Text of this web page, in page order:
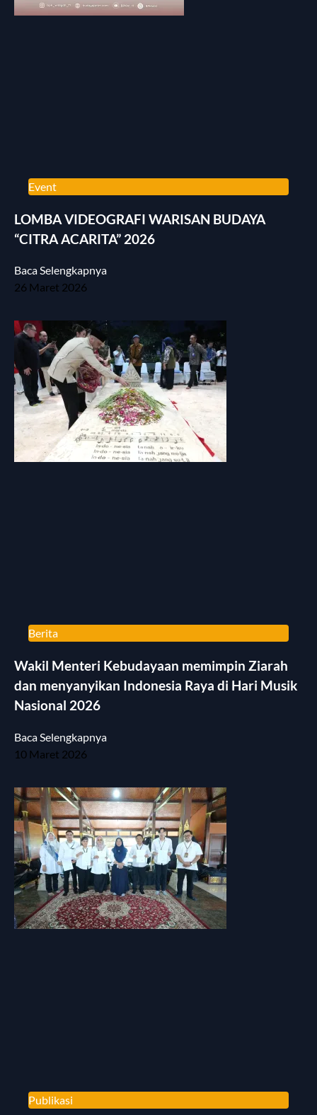
Event
LOMBA VIDEOGRAFI WARISAN BUDAYA
“CITRA ACARITA” 2026
Baca Selengkapnya
26 Maret 2026
Berita
Wakil Menteri Kebudayaan memimpin Ziarah
dan menyanyikan Indonesia Raya di Hari Musik
Nasional 2026
Baca Selengkapnya
10 Maret 2026
Publikasi